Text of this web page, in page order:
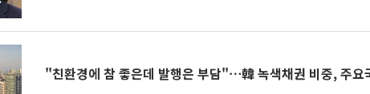
"친환경에 참 좋은데 발행은 부담"⋯韓 녹색채권 비중, 주요